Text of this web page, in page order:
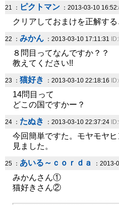
21 ： ピクトマン ：2013-03-10
クリアしておまけを正解す
22 ： みかん ：2013-03-10 17:11:31
８問目ってなんですか？？
教えてください!!
23 ： 猫好き ：2013-03-10 22:18:16
14問目って
どこの国ですかー？
24 ： たぬき ：2013-03-10 22:37:24
今回簡単ですた。モヤモヤ
見ました。
25 ： あいる～ｃｏｒｄａ ：2013-
みかんさん①
猫好きさん②